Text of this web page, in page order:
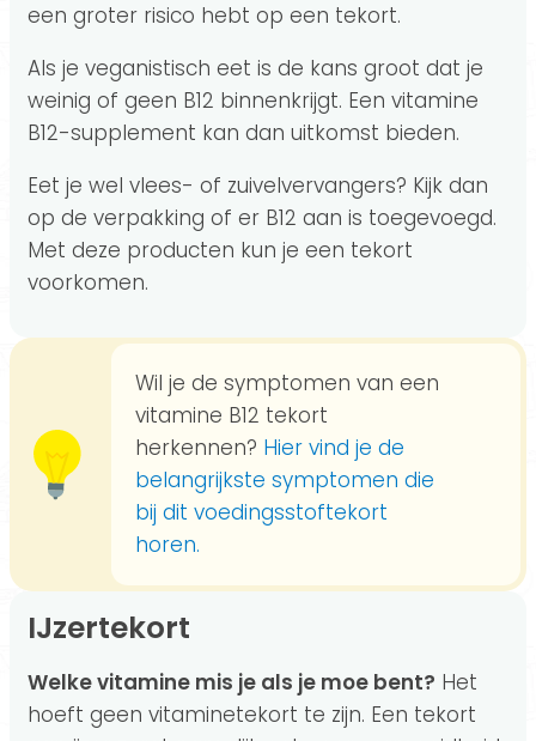
een groter risico hebt op een tekort.
Als je veganistisch eet is de kans groot dat je
weinig of geen B12 binnenkrijgt. Een vitamine
B12-supplement kan dan uitkomst bieden.
Eet je wel vlees- of zuivelvervangers? Kijk dan
op de verpakking of er B12 aan is toegevoegd.
Met deze producten kun je een tekort
voorkomen.
Wil je de symptomen van een
vitamine B12 tekort
herkennen? Hier vind je de
belangrijkste symptomen die
bij dit voedingsstoftekort
horen.
IJzertekort
Welke vitamine mis je als je moe bent? Het
hoeft geen vitaminetekort te zijn. Een tekort